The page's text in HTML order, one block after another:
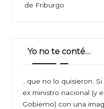
de Friburgo
Yo no te conté…
…que no lo quisieron.
ex ministro nacional (y
Gobierno) con una